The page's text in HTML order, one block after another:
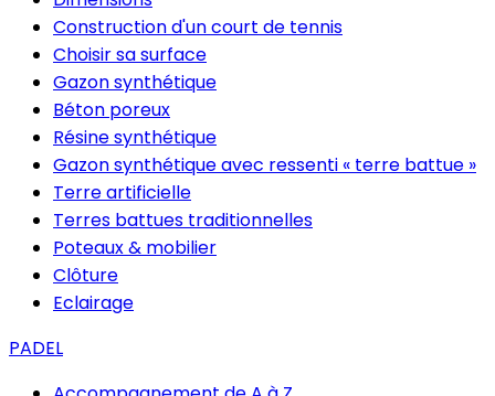
Construction d'un court de tennis
Choisir sa surface
Gazon synthétique
Béton poreux
Résine synthétique
Gazon synthétique avec ressenti « terre battue »
Terre artificielle
Terres battues traditionnelles
Poteaux & mobilier
Clôture
Eclairage
PADEL